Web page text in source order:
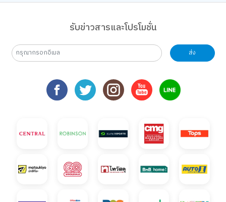
รับข่าวสารและโปรโมชั่น
ส่ง